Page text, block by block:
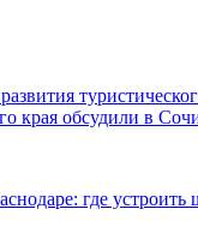
края обсудили в
где